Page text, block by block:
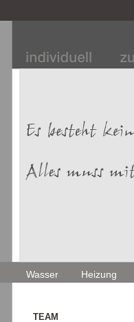
Wasser Heizung
TEAM